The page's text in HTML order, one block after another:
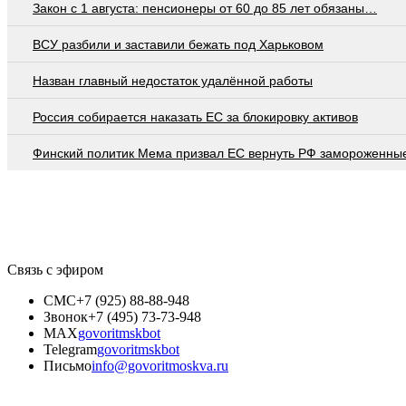
Закон с 1 августа: пенсионеры от 60 до 85 лет обязаны…
ВСУ разбили и заставили бежать под Харьковом
Назван главный недостаток удалённой работы
Россия собирается наказать EC за блокировку активов
Финский политик Мема призвал ЕС вернуть РФ
Связь с эфиром
СМС+7 (925) 88-88-948
Звонок+7 (495) 73-73-948
MAXgovoritmskbot
Telegramgovoritmskbot
Письмоinfo@govoritmoskva.ru